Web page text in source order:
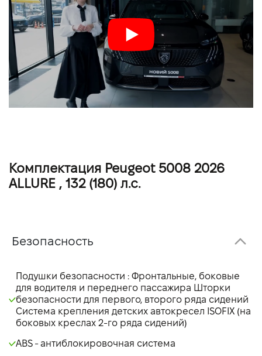
Комплектация Peugeot 5008 2026
ALLURE , 132 (180) л.с.
Безопасность
Подушки безопасности : Фронтальные, боковые
для водителя и переднего пассажира Шторки
безопасности для первого, второго ряда сидений
Система крепления детских автокресел ISOFIX (на
боковых креслах 2-го ряда сидений)
ABS - антиблокировочная система